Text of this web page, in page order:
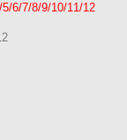
6/7/8/9/10/11/12